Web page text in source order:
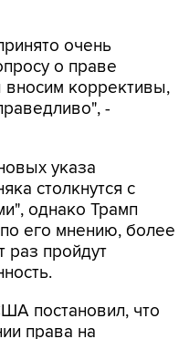
очень
о праве
коррективы,
-
указа
столкнутся с
однако Трамп
его мнению, более
раз пройдут
постановил, что
права на